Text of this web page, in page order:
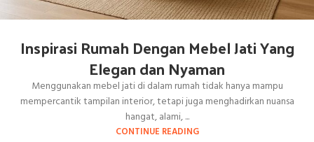
Inspirasi Rumah Dengan Mebel Jati Yang
Elegan dan Nyaman
Menggunakan mebel jati di dalam rumah tidak hanya mampu
mempercantik tampilan interior, tetapi juga menghadirkan nuansa
hangat, alami, ...
CONTINUE READING